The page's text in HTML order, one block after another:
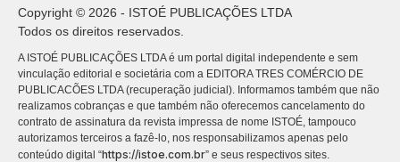
Copyright © 2026 - ISTOÉ PUBLICAÇÕES LTDA
Todos os direitos reservados.
A ISTOÉ PUBLICAÇÕES LTDA é um portal digital independente e sem
vinculação editorial e societária com a EDITORA TRES COMÉRCIO DE
PUBLICACÕES LTDA (recuperação judicial). Informamos também que não
realizamos cobranças e que também não oferecemos cancelamento do
contrato de assinatura da revista impressa de nome ISTOÉ, tampouco
autorizamos terceiros a fazê-lo, nos responsabilizamos apenas pelo
conteúdo digital “https://istoe.com.br” e seus respectivos sites.